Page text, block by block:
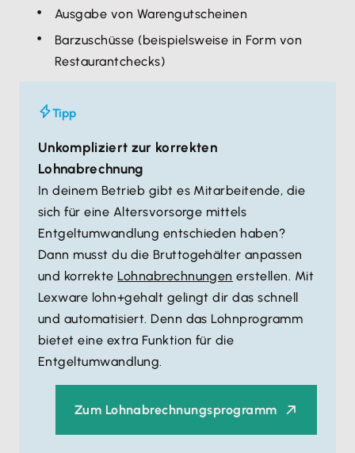
Ausgabe von Warengutscheinen
Barzuschüsse (beispielsweise in Form von
Restaurantchecks)
Tipp
Unkompliziert zur korrekten
Lohnabrechnung
In deinem Betrieb gibt es Mitarbeitende, die
sich für eine Altersvorsorge mittels
Entgeltumwandlung entschieden haben?
Dann musst du die Bruttogehälter anpassen
und korrekte Lohnabrechnungen erstellen. Mit
Lexware lohn+gehalt gelingt dir das schnell
und automatisiert. Denn das Lohnprogramm
bietet eine extra Funktion für die
Entgeltumwandlung.
Zum Lohnabrechnungsprogramm